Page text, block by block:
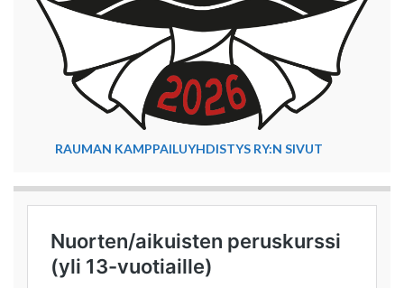
RAUMAN KAMPPAILUYHDISTYS RY:N SIVUT